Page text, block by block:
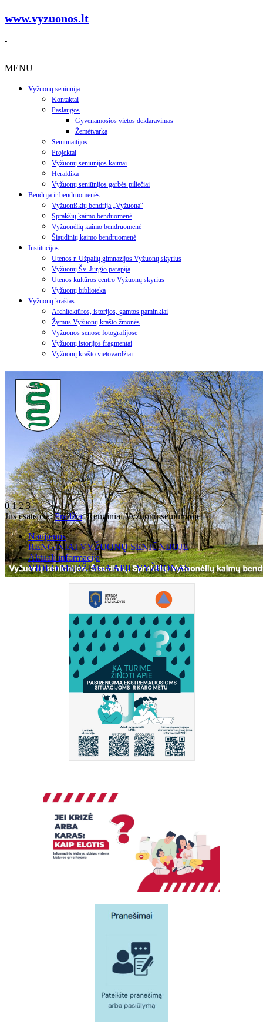
www.vyzuonos.lt
.
MENU
Vyžuonų seniūnija
Kontaktai
Paslaugos
Gyvenamosios vietos deklaravimas
Žemėtvarka
Seniūnaitijos
Projektai
Vyžuonų seniūnijos kaimai
Heraldika
Vyžuonų seniūnijos garbės piliečiai
Bendrija ir bendruomenės
Vyžuoniškių bendrija „Vyžuona“
Sprakšių kaimo benduomenė
Vyžuonėlių kaimo bendruomenė
Šiaudinių kaimo bendruomenė
Institucijos
Utenos r. Užpalių gimnazijos Vyžuonų skyrius
Vyžuonų Šv. Jurgio parapija
Utenos kultūros centro Vyžuonų skyrius
Vyžuonų biblioteka
Vyžuonų kraštas
Architektūros, istorijos, gamtos paminklai
Žymūs Vyžuonų krašto žmonės
Vyžuonos senose fotografijose
Vyžuonų istorijos fragmentai
Vyžuonų krašto vietovardžiai
0123
Jūs esate čia:Pradžia Renginiai Vyžuonų seniūnijoje
Naujienos
RENGINIAI VYŽUONŲ SENIŪNIJOJE
Aktuali informacija
VIDEO MEDŽIAGA APIE VYŽUONAS